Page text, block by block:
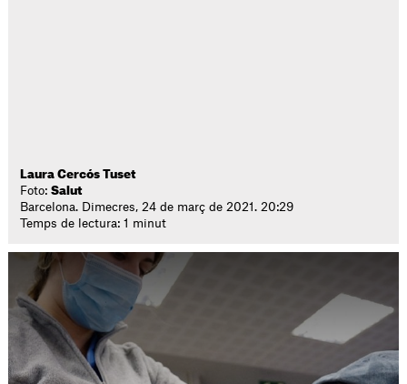
Laura Cercós Tuset
Foto:Salut
Barcelona. Dimecres, 24 de març de 2021. 20:29
Temps de lectura: 1 minut